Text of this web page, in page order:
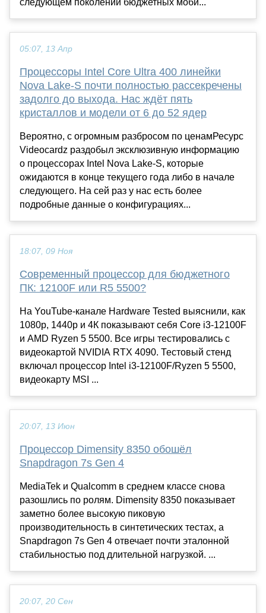
05:07, 13 Апр
Процессоры Intel Core Ultra 400 линейки
Nova Lake-S почти полностью рассекречены
задолго до выхода. Нас ждёт пять
кристаллов и модели от 6 до 52 ядер
Вероятно, с огромным разбросом по ценамРесурс
Videocardz раздобыл эксклюзивную информацию
о процессорах Intel Nova Lake-S, которые
ожидаются в конце текущего года либо в начале
следующего. На сей раз у нас есть более
подробные данные о конфигурациях...
18:07, 09 Ноя
Современный процессор для бюджетного
ПК: 12100F или R5 5500?
На YouTube-канале Hardware Tested выяснили, как
1080р, 1440р и 4К показывают себя Core i3-12100F
и AMD Ryzen 5 5500. Все игры тестировались с
видеокартой NVIDIA RTX 4090. Тестовый стенд
включал процессор Intel i3-12100F/Ryzen 5 5500,
видеокарту MSI ...
20:07, 13 Июн
Процессор Dimensity 8350 обошёл
Snapdragon 7s Gen 4
MediaTek и Qualcomm в среднем классе снова
разошлись по ролям. Dimensity 8350 показывает
заметно более высокую пиковую
производительность в синтетических тестах, а
Snapdragon 7s Gen 4 отвечает почти эталонной
стабильностью под длительной нагрузкой. ...
20:07, 20 Сен